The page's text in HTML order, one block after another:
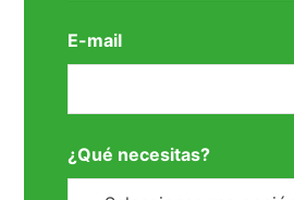
E-mail
¿Qué necesitas?